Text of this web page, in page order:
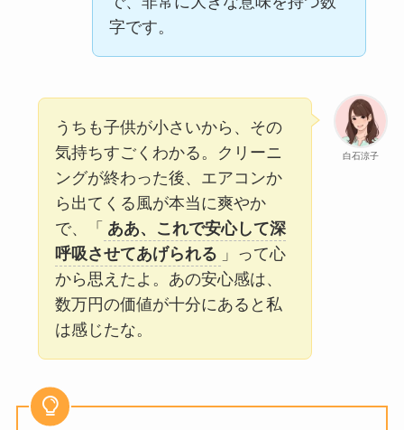
字です。
白石涼子
うちも子供が小さいから、その
気持ちすごくわかる。クリーニ
ングが終わった後、エアコンか
ら出てくる風が本当に爽やか
で、「 ああ、これで安心して深
呼吸させてあげられる 」って心
から思えたよ。あの安心感は、
数万円の価値が十分にあると私
は感じたな。